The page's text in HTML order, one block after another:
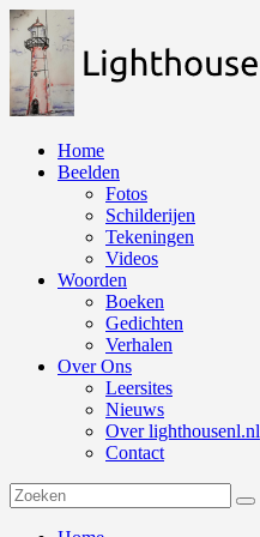
Naar
de
inhoud
springen
Home
Beelden
Fotos
Schilderijen
Tekeningen
Videos
Woorden
Boeken
Gedichten
Verhalen
Over Ons
Leersites
Nieuws
Over lighthousenl.nl
Contact